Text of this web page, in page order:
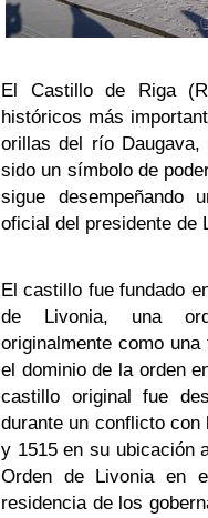
El Castillo de Riga
históricos más
orillas del río
sido un símbolo de
sigue desempeñando
oficial del presidente de
El castillo fue fundado
de Livonia, una
originalmente como
el dominio de la orden
castillo original fue
durante un conflicto con
y 1515 en su ubicación
Orden de Livonia en
residencia de los